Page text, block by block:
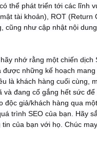
thể phát triển tới các lĩnh
tài khoản), ROT (Return
cũng như cập nhật nội
nhớ rằng một chiến dịch
những kế hoạch
là khách hàng cuối cùng,
và đang cố gắng hết sức để
độc giả/khách hàng qua
trình SEO của bạn. Hãy
của bạn với họ. Chúc